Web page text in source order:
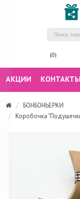
(0)
АКЦИИ КОНТАКТЫ
БОНБОНЬЕРКИ
Коробочка